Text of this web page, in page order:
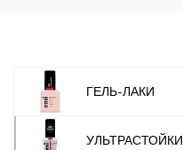
ГЕЛЬ-ЛАКИ